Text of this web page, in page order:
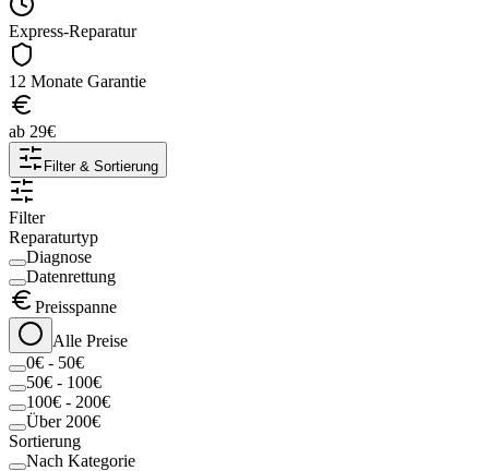
Express-Reparatur
12 Monate Garantie
ab 29€
Filter & Sortierung
Filter
Reparaturtyp
Diagnose
Datenrettung
Preisspanne
Alle Preise
0€ - 50€
50€ - 100€
100€ - 200€
Über 200€
Sortierung
Nach Kategorie